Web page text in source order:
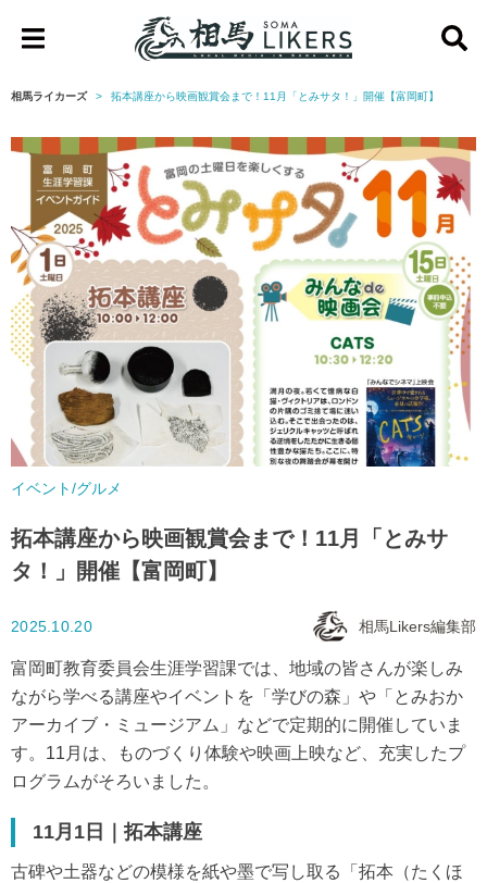
馬
イ
カ
ー
ズ
相馬ライカーズ 拓本講座から映画観賞会まで！11月「とみサタ！」開催【富岡町】
イベント/グルメ
拓本講座から映画観賞会まで！11月「とみサ
タ！」開催【富岡町】
2025.10.20 相馬Likers編集部
富岡町教育委員会生涯学習課では、地域の皆さんが楽しみ
ながら学べる講座やイベントを「学びの森」や「とみおか
アーカイブ・ミュージアム」などで定期的に開催していま
す。11月は、ものづくり体験や映画上映など、充実したプ
ログラムがそろいました。
11月1日｜拓本講座
古碑や土器などの模様を紙や墨で写し取る「拓本（たくほ